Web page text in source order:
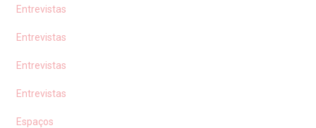
Entrevistas
Entrevistas
Entrevistas
Entrevistas
Espaços